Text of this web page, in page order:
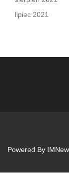
lipiec 2021
Powered By